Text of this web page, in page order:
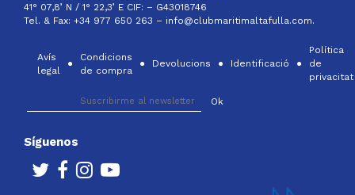
41° 07,8’ N / 1° 22,3’ E CIF: – G43018746
Tel. & Fax: +34 977 650 263 – info@clubmaritimaltafulla.com.
Avís
legal
Condicions
de compra
Devolucions Identificació
Política
de
privacitat
Síguenos